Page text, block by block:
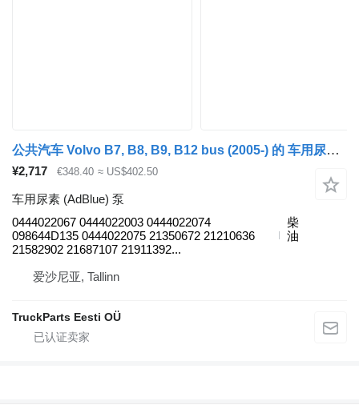
公共汽车 Volvo B7, B8, B9, B12 bus (2005-) 的 车用尿素 (AdBlue) 泵 VOLVO,BOSCH 0444022067
¥2,717 €348.40 ≈ US$402.50
车用尿素 (AdBlue) 泵
0444022067 0444022003 0444022074
098644D135 0444022075 21350672 21210636
21582902 21687107 21911392...
柴
油
爱沙尼亚, Tallinn
TruckParts Eesti OÜ